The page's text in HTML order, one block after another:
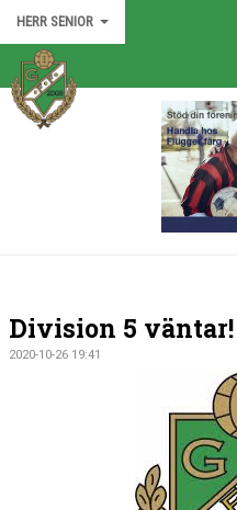
HERR SENIOR
HEM
DOKUMENT
Division 5 väntar!
2020-10-26 19:41